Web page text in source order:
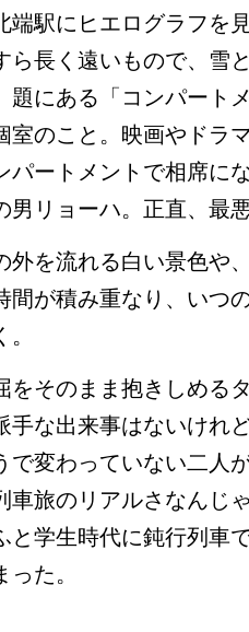
端駅にヒエログラフを
ら長く遠いもので、雪
題にある「コンパート
室のこと。映画やドラ
パートメントで相席に
男リョーハ。正直、最
外を流れる白い景色や
間が積み重なり、いつ
をそのまま抱きしめる
手な出来事はないけれ
で変わっていない二人
車旅のリアルさなんじ
と学生時代に鈍行列車
た。